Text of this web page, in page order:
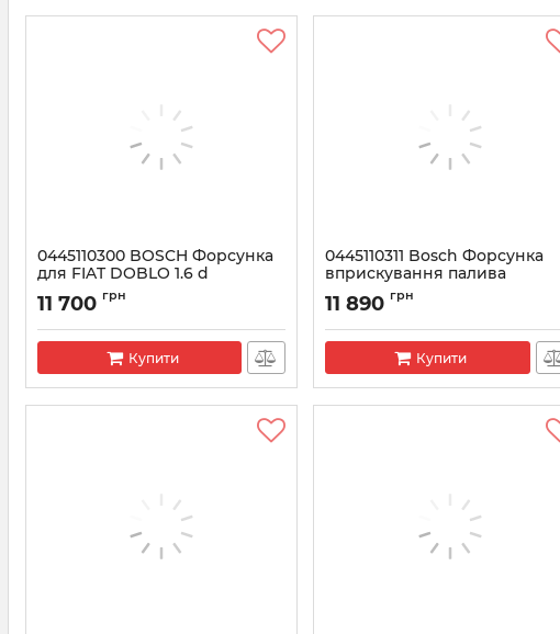
0445110300 BOSCH Форсунка
для FIAT DOBLO 1.6 d
Артикул: 0445110300
11 700 грн
Купити
0445110311 Bosch Форсунка
вприскування палива
Артикул: 0445110311
11 890 грн
Купити